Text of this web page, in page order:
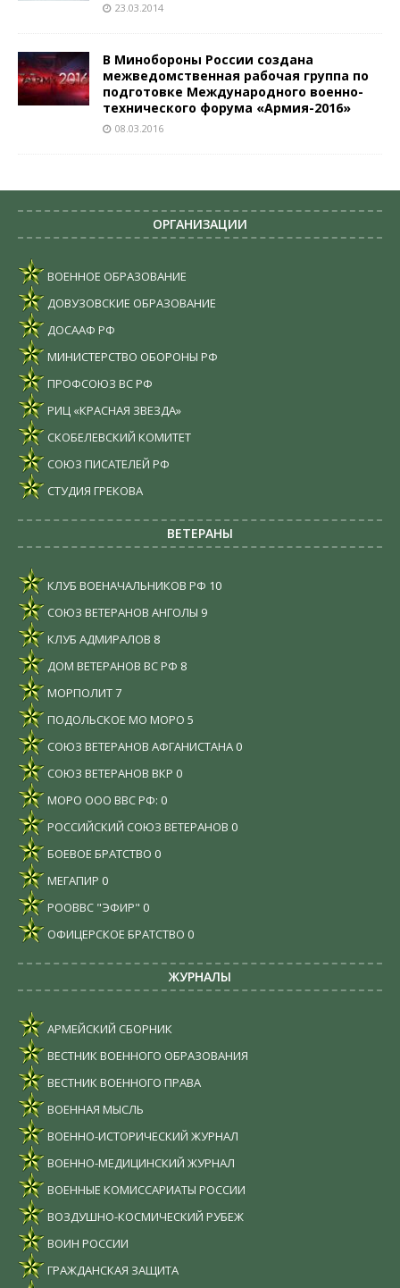
23.03.2014
В Минобороны России создана
межведомственная рабочая группа по
подготовке Международного военно-
технического форума «Армия-2016»
08.03.2016
ОРГАНИЗАЦИИ
ВОЕННОЕ ОБРАЗОВАНИЕ
ДОВУЗОВСКИЕ ОБРАЗОВАНИЕ
ДОСААФ РФ
МИНИСТЕРСТВО ОБОРОНЫ РФ
ПРОФСОЮЗ ВС РФ
РИЦ «КРАСНАЯ ЗВЕЗДА»
СКОБЕЛЕВСКИЙ КОМИТЕТ
СОЮЗ ПИСАТЕЛЕЙ РФ
СТУДИЯ ГРЕКОВА
ВЕТЕРАНЫ
КЛУБ ВОЕНАЧАЛЬНИКОВ РФ 10
СОЮЗ ВЕТЕРАНОВ АНГОЛЫ 9
КЛУБ АДМИРАЛОВ 8
ДОМ ВЕТЕРАНОВ ВС РФ 8
МОРПОЛИТ7
ПОДОЛЬСКОЕ МО МОРО 5
СОЮЗ ВЕТЕРАНОВ АФГАНИСТАНА 0
СОЮЗ ВЕТЕРАНОВ ВКР 0
МОРО ООО ВВС РФ: 0
РОССИЙСКИЙ СОЮЗ ВЕТЕРАНОВ 0
БОЕВОЕ БРАТСТВО 0
МЕГАПИР 0
РООВВС "ЭФИР" 0
ОФИЦЕРСКОЕ БРАТСТВО 0
ЖУРНАЛЫ
АРМЕЙСКИЙ СБОРНИК
ВЕСТНИК ВОЕННОГО ОБРАЗОВАНИЯ
ВЕСТНИК ВОЕННОГО ПРАВА
ВОЕННАЯ МЫСЛЬ
ВОЕННО-ИСТОРИЧЕСКИЙ ЖУРНАЛ
ВОЕННО-МЕДИЦИНСКИЙ ЖУРНАЛ
ВОЕННЫЕ КОМИССАРИАТЫ РОССИИ
ВОЗДУШНО-КОСМИЧЕСКИЙ РУБЕЖ
ВОИН РОССИИ
ГРАЖДАНСКАЯ ЗАЩИТА